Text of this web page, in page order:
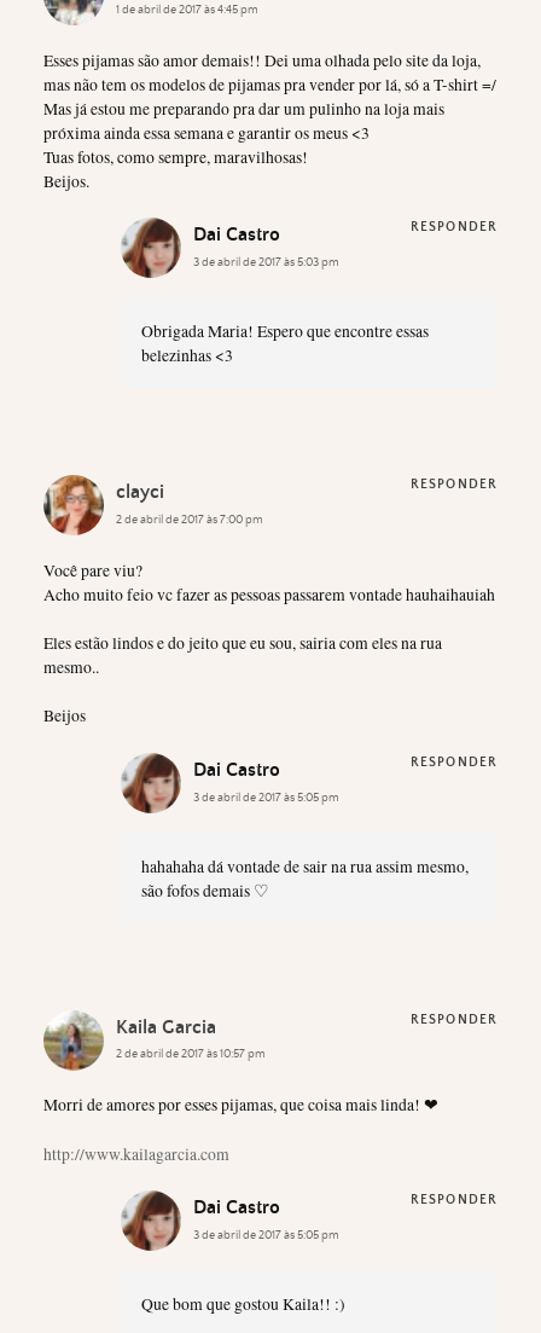
1 de abril de 2017 às 4:45 pm
Esses pijamas são amor demais!! Dei uma olhada pelo site da loja,
mas não tem os modelos de pijamas pra vender por lá, só a T-shirt =/
Mas já estou me preparando pra dar um pulinho na loja mais
próxima ainda essa semana e garantir os meus <3
Tuas fotos, como sempre, maravilhosas!
Beijos.
Dai Castro
3 de abril de 2017 às 5:03 pm
Obrigada Maria! Espero que encontre essas
belezinhas <3
RESPONDER
clayci
2 de abril de 2017 às 7:00 pm
Você pare viu?
Acho muito feio vc fazer as pessoas passarem vontade hauhaihauiah
Eles estão lindos e do jeito que eu sou, sairia com eles na rua
mesmo..
Beijos
RESPONDER
Dai Castro
3 de abril de 2017 às 5:05 pm
hahahaha dá vontade de sair na rua assim mesmo,
são fofos demais ♡
RESPONDER
Kaila Garcia
2 de abril de 2017 às 10:57 pm
Morri de amores por esses pijamas, que coisa mais linda! ❤
http://www.kailagarcia.com
RESPONDER
Dai Castro
3 de abril de 2017 às 5:05 pm
Que bom que gostou Kaila!! :)
RESPONDER